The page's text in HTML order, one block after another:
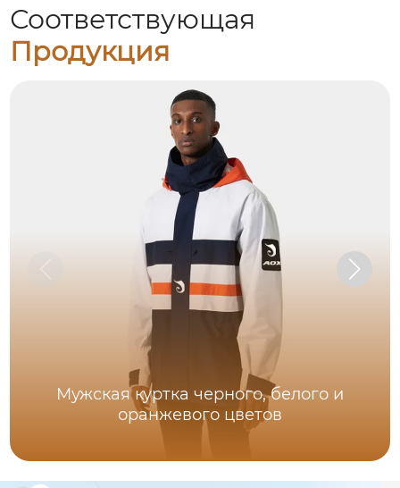
Соответствующая
Продукция
Мужская куртка черного, белого и
оранжевого цветов